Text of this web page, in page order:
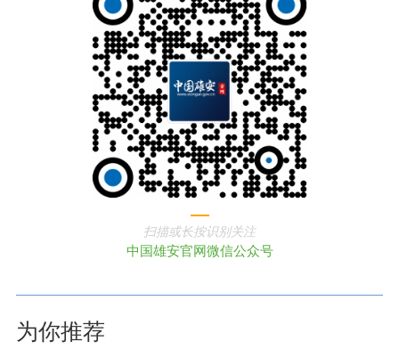
扫描或长按识别关注
中国雄安官网微信公众号
为你推荐